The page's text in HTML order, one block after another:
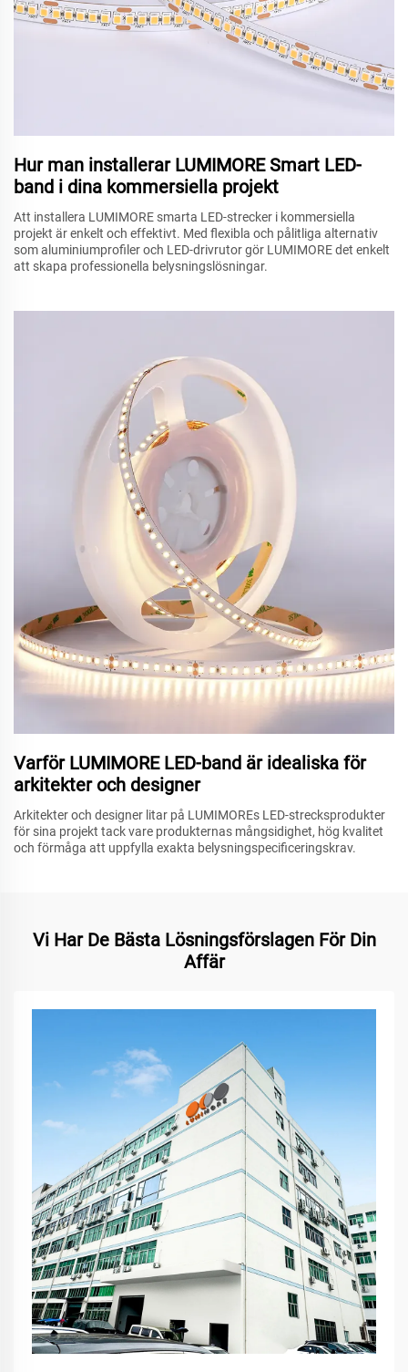
Hur man installerar LUMIMORE Smart LED-
band i dina kommersiella projekt
Att installera LUMIMORE smarta LED-strecker i kommersiella
projekt är enkelt och effektivt. Med flexibla och pålitliga alternativ
som aluminiumprofiler och LED-drivrutor gör LUMIMORE det enkelt
att skapa professionella belysningslösningar.
Varför LUMIMORE LED-band är idealiska för
arkitekter och designer
Arkitekter och designer litar på LUMIMOREs LED-strecksprodukter
för sina projekt tack vare produkternas mångsidighet, hög kvalitet
och förmåga att uppfylla exakta belysningspecificeringskrav.
Vi Har De Bästa Lösningsförslagen För Din
Affär